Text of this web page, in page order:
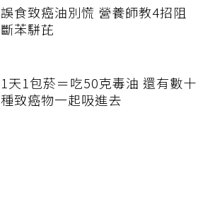
誤食致癌油別慌 營養師教4招阻
斷苯駢芘
1天1包菸＝吃50克毒油 還有數十
種致癌物一起吸進去